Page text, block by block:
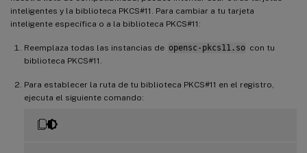
inteligentes y la biblioteca PKCS#11. Para cambiar a tu tarjeta
inteligente específica o a la biblioteca PKCS#11:
Reemplaza todas las instancias de opensc-pkcs11.so con tu
biblioteca PKCS#11.
Para establecer la ruta de tu biblioteca PKCS#11 en el registro,
ejecuta el siguiente comando: